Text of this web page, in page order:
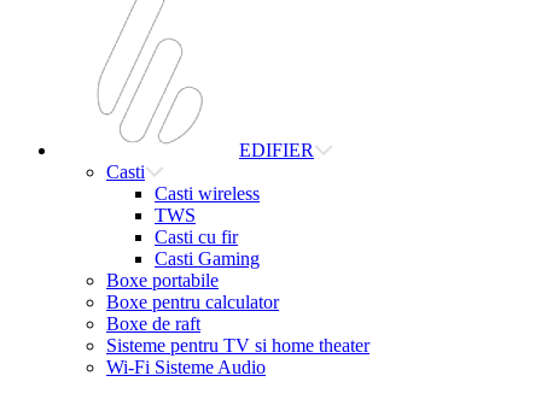
EDIFIER
Casti
Casti wireless
TWS
Casti cu fir
Casti Gaming
Boxe portabile
Boxe pentru calculator
Boxe de raft
Sisteme pentru TV si home theater
Wi-Fi Sisteme Audio